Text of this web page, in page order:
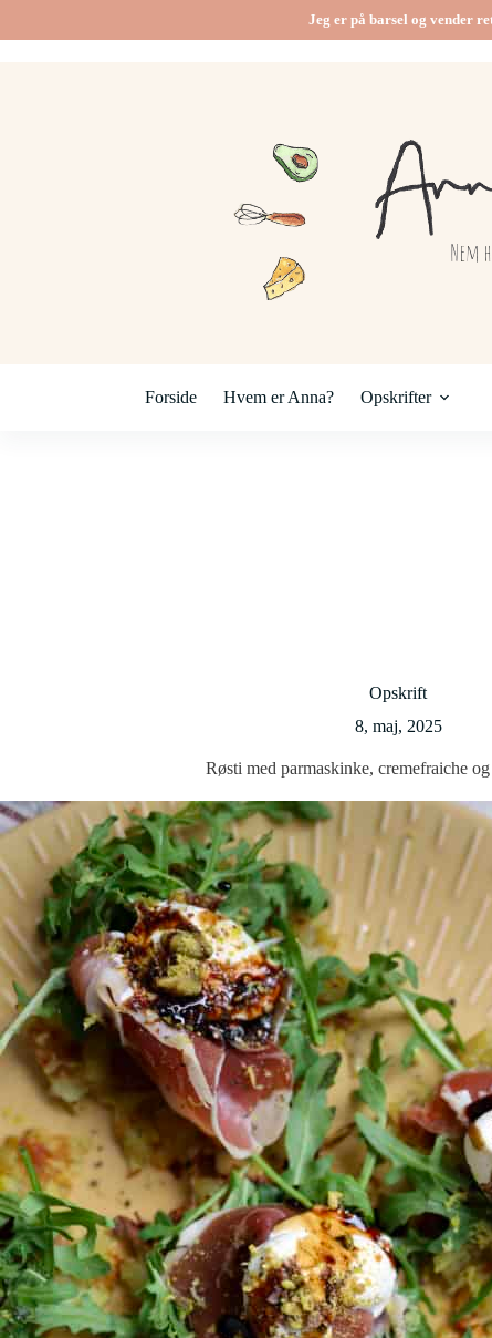
Jeg er på barsel og vender
Forside Hvem er Anna? Opskrifter
Opskrift
8, maj, 2025
Røsti med parmaskinke, cremefraiche